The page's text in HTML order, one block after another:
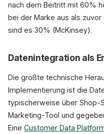
nach dem Beitritt mit 60%
bei der Marke aus als
sind es 30% (McKinsey).
Datenintegration als
Die größte technische
Implementierung ist die
typischerweise über Shop-
Marketing-Tool und
Eine Customer Data